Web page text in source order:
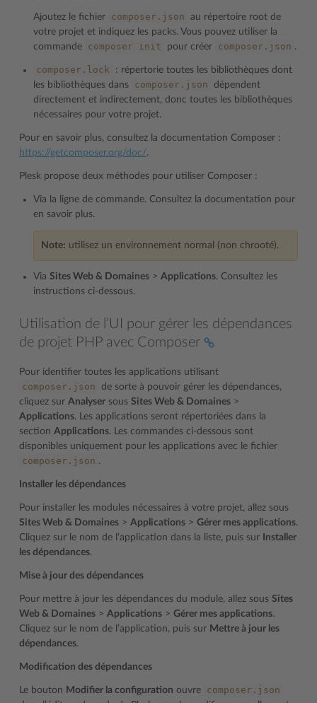
Ajoutez le fichier composer.json
au répertoire root de
votre projet et indiquez les packs. Vous pouvez utiliser la
commande
composer init pour créer composer.json .
composer.lock
: répertorie toutes les bibliothèques dont
les bibliothèques dans
composer.json
dépendent
directement et indirectement, donc toutes les bibliothèques
nécessaires pour votre projet.
Pour en savoir plus, consultez la documentation Composer :
https://getcomposer.org/doc/.
Plesk propose deux méthodes pour utiliser Composer :
Via la ligne de commande. Consultez la documentation pour
en savoir plus.
Note: utilisez un environnement normal (non chrooté).
Via Sites Web & Domaines > Applications. Consultez les
instructions ci-dessous.
Utilisation de l’UI pour gérer les dépendances
de projet PHP avec Composer
Pour identifier toutes les applications utilisant
composer.json
de sorte à pouvoir gérer les dépendances,
cliquez sur Analyser sous Sites Web & Domaines >
Applications. Les applications seront répertoriées dans la
section Applications. Les commandes ci-dessous sont
disponibles uniquement pour les applications avec le fichier
composer.json .
Installer les dépendances
Pour installer les modules nécessaires à votre projet, allez sous
Sites Web & Domaines > Applications > Gérer mes applications.
Cliquez sur le nom de l’application dans la liste, puis sur
Installer
les dépendances.
Mise à jour des dépendances
Pour mettre à jour les dépendances du module, allez sous Sites
Web & Domaines > Applications > Gérer mes applications.
Cliquez sur le nom de l’application, puis sur Mettre à jour les
dépendances.
Modification des dépendances
Le bouton Modifier la configuration ouvre composer.json